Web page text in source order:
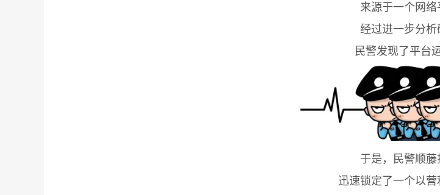
来源于一个网络
经过进一步分析
民警发现了平台
于是，民警顺藤
迅速锁定了一个以营